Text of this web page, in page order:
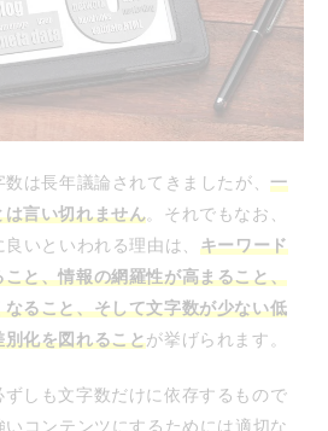
は長年議論されてきましたが、一
言い切れません。それでもなお、
いといわれる理由は、 キーワード
と、情報の網羅性が高まること、
ること、そして文字数が少ない低
化を図れることが挙げられます。
しも文字数だけに依存するもので
コンテンツにするためには適切な